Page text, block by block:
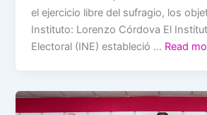
el ejercicio libre del sufragio, los
Instituto: Lorenzo Córdova El
Electoral (INE) estableció … Read